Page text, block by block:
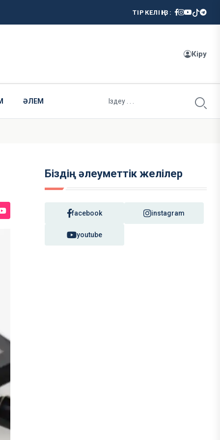
ТІРКЕЛІҢІЗ:
Кіру
ӘЛЕМ
Біздің әлеуметтік желілер
facebook instagram
youtube